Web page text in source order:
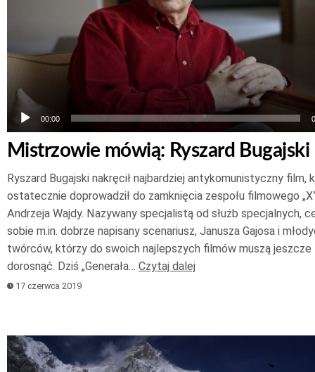
00:00
Mistrzowie mówią: Ryszard Bugajski
Ryszard Bugajski nakręcił najbardziej antykomunistyczny film,
ostatecznie doprowadził do zamknięcia zespołu filmowego
Andrzeja Wajdy. Nazywany specjalistą od służb specjalnych,
sobie m.in. dobrze napisany scenariusz, Janusza Gajosa i
twórców, którzy do swoich najlepszych filmów muszą jeszcze
dorosnąć. Dziś „Generała… Czytaj dalej
17 czerwca 2019
Odtwarzacz
plików